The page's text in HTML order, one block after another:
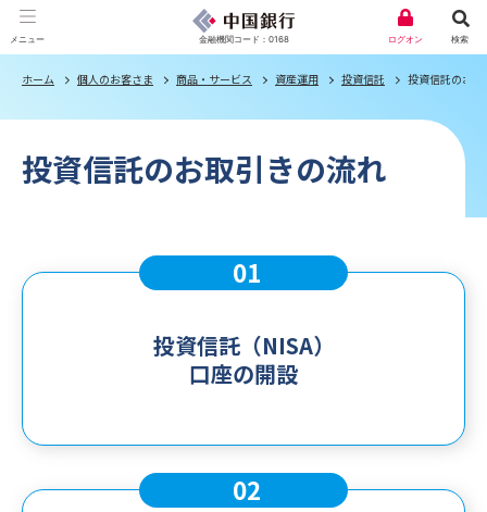
金融機関コード：0168
メニュー 検索
ログオン
ホーム 個人のお客さま 商品・サービス 資産運用 投資信託 投資信託のお
投資信託のお取引きの流れ
01
投資信託（NISA）
口座の開設
02